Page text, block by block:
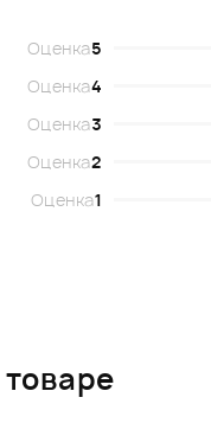
Оценка5
Оценка4
Оценка3
Оценка2
Оценка1